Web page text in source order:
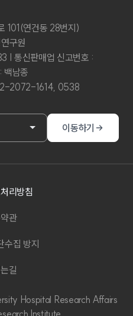
101(연건동 28번지)
구원
| 통신판매업 신고번호 :
남종
2072-1614, 0538
이동하기
리방침
관
수집 방지
길
Hospital Research Affairs
Institute